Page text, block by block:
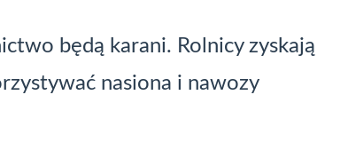
będą karani. Rolnicy zyskają
nasiona i nawozy